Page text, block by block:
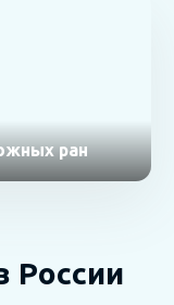
ран
России